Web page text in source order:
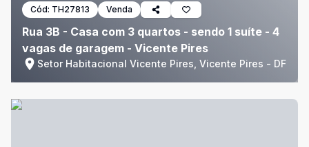
Cód: TH27813 Venda
Rua 3B - Casa com 3 quartos - sendo 1 suíte - 4
vagas de garagem - Vicente Pires
Setor Habitacional Vicente Pires, Vicente Pires - DF